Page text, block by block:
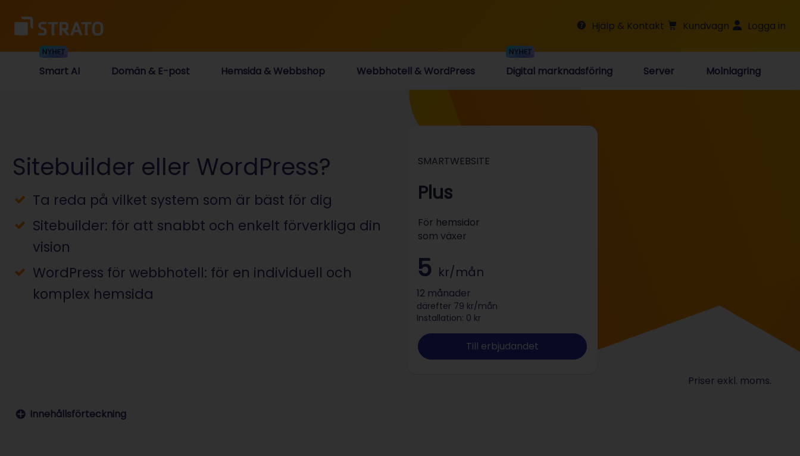
Hjälp & Kontakt Kundvagn Logga in
Smart AI Domän & E-post Hemsida & Webbshop Webbhotell & WordPress Digital marknadsföring Server Molnlagring
Sitebuilder eller WordPress?
Ta reda på vilket system som är bäst för dig
Sitebuilder: för att snabbt och enkelt förverkliga din
vision
WordPress för webbhotell: för en individuell och
komplex hemsida
SMARTWEBSITE
Plus
För hemsidor
som växer
5 kr/mån
12 månader
därefter 79 kr/mån
Installation: 0 kr
Till erbjudandet
Priser exkl. moms.
Innehållsförteckning